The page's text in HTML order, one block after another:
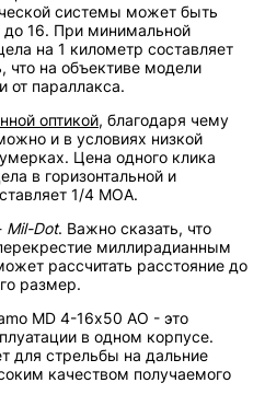
системы может быть
до 16. При минимальной
на 1 километр составляет
что на объективе модели
от параллакса.
оптикой, благодаря чему
и в условиях низкой
Цена одного клика
в горизонтальной и
1/4 МОА.
Mil-Dot. Важно сказать, что
миллирадианным
рассчитать расстояние до
размер.
MD 4-16х50 AO - это
в одном корпусе.
для стрельбы на дальние
качеством получаемого